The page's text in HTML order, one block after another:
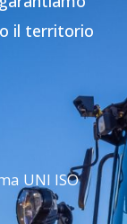
il territorio
UNI ISO